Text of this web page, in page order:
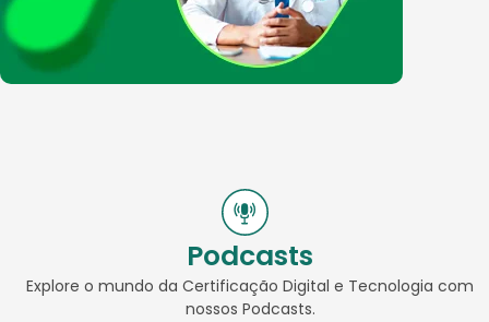
Podcasts
Explore o mundo da Certificação Digital e Tecnologia com
nossos Podcasts.